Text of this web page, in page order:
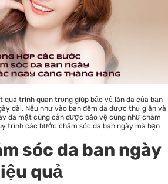
quá trình quan trọng giúp bảo vệ làn da của bạn
dài. Nếu như vào ban đêm da được thư giãn và
da mặt cũng cần được bảo vệ cũng như chăm
trình các bước chăm sóc da ban ngày mà bạn
sóc da ban ngày
quả